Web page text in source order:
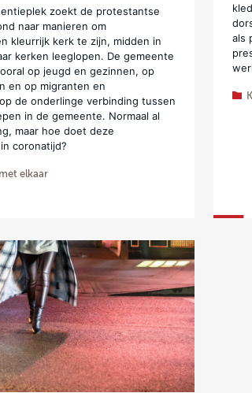
zoekt de protestantse
naar manieren om
kleurrijk kerk te zijn, midden in
kerken leeglopen. De gemeente
op jeugd en gezinnen, op
en op migranten en
de onderlinge verbinding tussen
in de gemeente. Normaal al
maar hoe doet deze
coronatijd?
elkaar
als